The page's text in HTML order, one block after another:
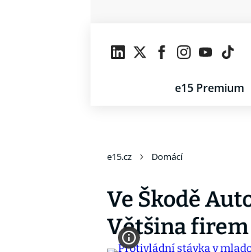
e15 Premium
e15.cz Domácí
Ve Škodě
Většina firem